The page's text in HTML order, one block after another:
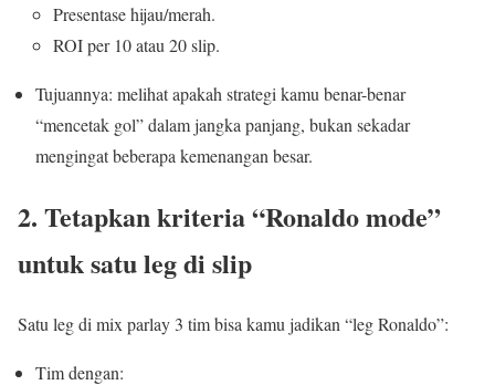
Presentase hijau/merah.
ROI per 10 atau 20 slip.
Tujuannya: melihat apakah strategi kamu benar-benar
“mencetak gol” dalam jangka panjang, bukan sekadar
mengingat beberapa kemenangan besar.
2. Tetapkan kriteria “Ronaldo mode”
untuk satu leg di slip
Satu leg di mix parlay 3 tim bisa kamu jadikan “leg Ronaldo”:
Tim dengan: